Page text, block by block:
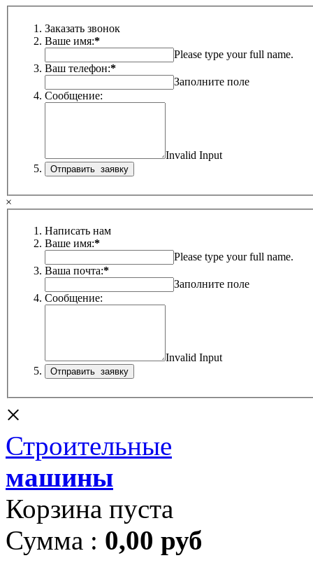
Заказать звонок
Ваше имя:*
Please type your full name.
Ваш телефон:*
Заполните поле
Сообщение:
Invalid Input
×
Написать нам
Ваше имя:*
Please type your full name.
Ваша почта:*
Заполните поле
Сообщение:
Invalid Input
×
Строительные
машины
Корзина пуста
Сумма : 0,00 руб